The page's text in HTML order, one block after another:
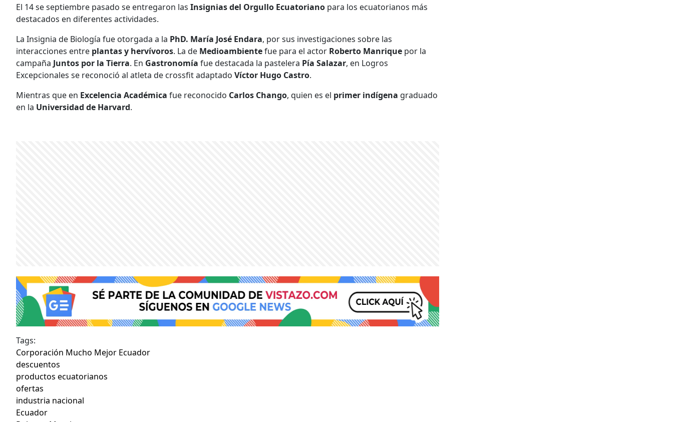
El 14 se septiembre pasado se entregaron las Insignias del Orgullo Ecuatoriano para los ecuatorianos más
destacados en diferentes actividades.
La Insignia de Biología fue otorgada a la PhD. María José Endara, por sus investigaciones sobre las
interacciones entre plantas y hervívoros. La de Medioambientefue para el actor Roberto Manrique por la
campaña Juntos por la Tierra. En Gastronomía fue destacada la pastelera Pía Salazar, en Logros
Excepcionales se reconoció al atleta de crossfit adaptado Víctor Hugo Castro.
Mientras que en Excelencia Académica fue reconocido Carlos Chango, quien es el primer indígena graduado
en la Universidad de Harvard.
Tags:
Corporación Mucho Mejor Ecuador
descuentos
productos ecuatorianos
ofertas
industria nacional
Ecuador